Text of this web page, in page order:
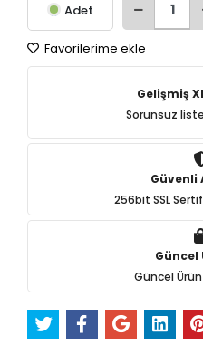
Adet
Favorilerime ekle
Gelişmiş
Sorunsuz
Güvenli
256bit SSL
Güncel
Güncel